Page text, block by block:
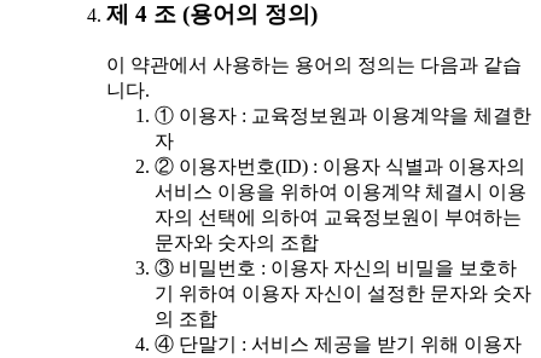
제 4 조 (용어의 정의)
이 약관에서 사용하는 용어의 정의는 다음과 같습
니다.
① 이용자 : 교육정보원과 이용계약을 체결한
자
② 이용자번호(ID) : 이용자 식별과 이용자의
서비스 이용을 위하여 이용계약 체결시 이용
자의 선택에 의하여 교육정보원이 부여하는
문자와 숫자의 조합
③ 비밀번호 : 이용자 자신의 비밀을 보호하
기 위하여 이용자 자신이 설정한 문자와 숫자
의 조합
④ 단말기 : 서비스 제공을 받기 위해 이용자